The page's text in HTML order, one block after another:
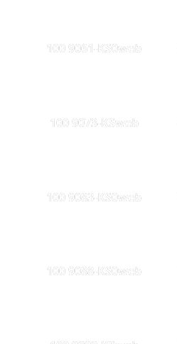
100 9061-KS0web
100 9073-KSweb
100 9083-KS0web
100 9088-KS0web